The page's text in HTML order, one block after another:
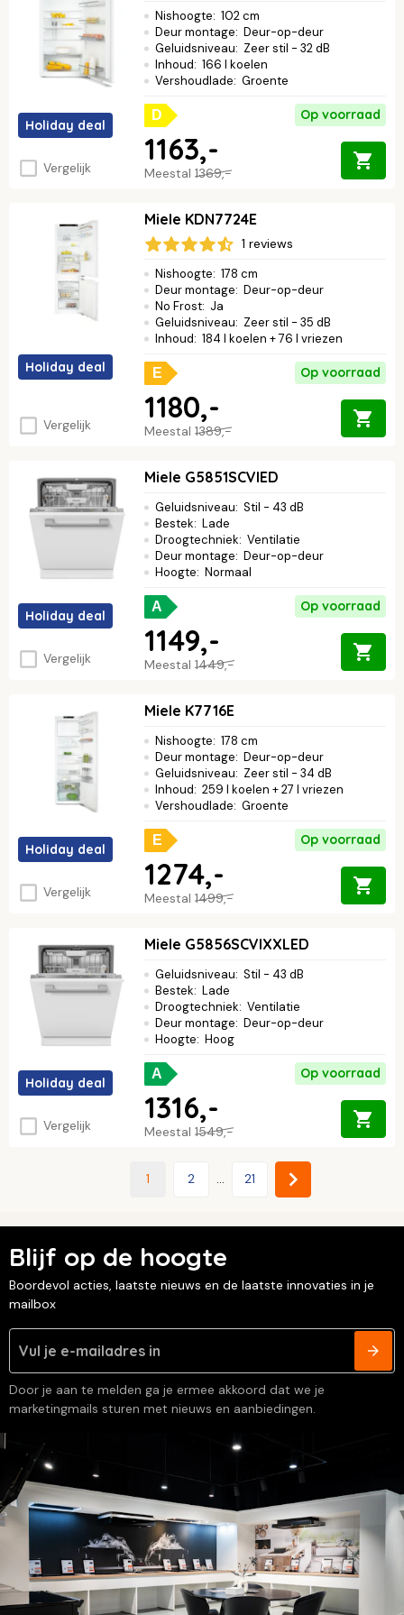
Holiday deal
Vergelijk
Nishoogte: 102 cm
Deur montage: Deur-op-deur
Geluidsniveau: Zeer stil - 32 dB
Inhoud: 166 l koelen
Vershoudlade: Groente
D Op voorraad
Meestal 1369,-
1163,-
Holiday deal
Vergelijk
Miele KDN7724E
1 reviews
Nishoogte: 178 cm
Deur montage: Deur-op-deur
No Frost: Ja
Geluidsniveau: Zeer stil - 35 dB
Inhoud: 184 l koelen + 76 l vriezen
E Op voorraad
Meestal 1389,-
1180,-
Holiday deal
Vergelijk
Miele G5851SCVIED
Geluidsniveau: Stil - 43 dB
Bestek: Lade
Droogtechniek: Ventilatie
Deur montage: Deur-op-deur
Hoogte: Normaal
A Op voorraad
Meestal 1449,-
1149,-
Holiday deal
Vergelijk
Miele K7716E
Nishoogte: 178 cm
Deur montage: Deur-op-deur
Geluidsniveau: Zeer stil - 34 dB
Inhoud: 259 l koelen + 27 l vriezen
Vershoudlade: Groente
E Op voorraad
Meestal 1499,-
1274,-
Holiday deal
Vergelijk
Miele G5856SCVIXXLED
Geluidsniveau: Stil - 43 dB
Bestek: Lade
Droogtechniek: Ventilatie
Deur montage: Deur-op-deur
Hoogte: Hoog
A Op voorraad
Meestal 1549,-
1316,-
1 2 ... 21
Blijf op de hoogte
Boordevol acties, laatste nieuws en de laatste innovaties in je
mailbox
Door je aan te melden ga je ermee akkoord dat we je
marketingmails sturen met nieuws en aanbiedingen.